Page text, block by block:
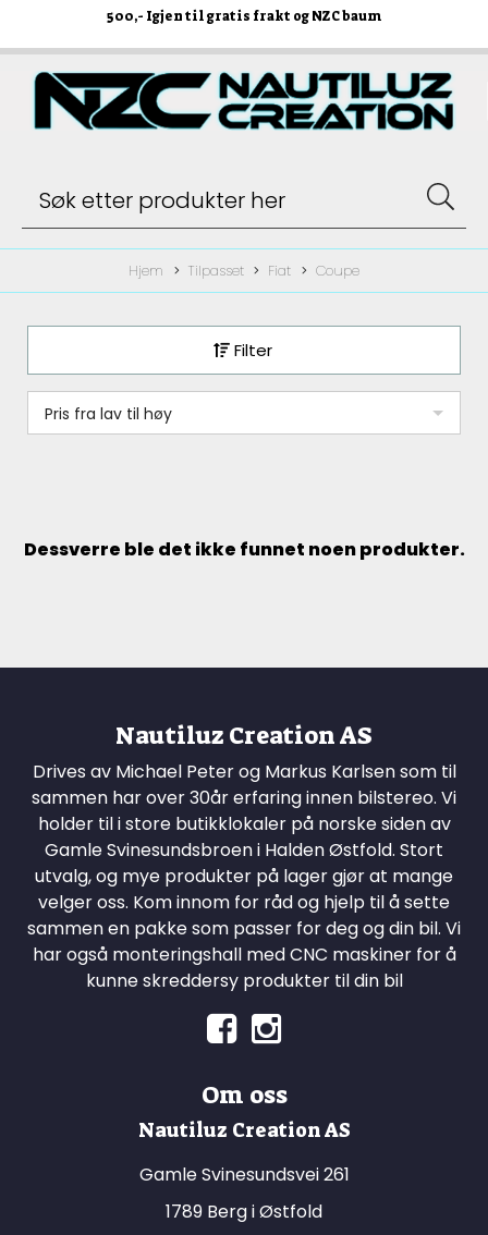
500,- Igjen til gratis frakt og NZC baum
Hjem Tilpasset Fiat Coupe
Filter
Pris fra lav til høy
Dessverre ble det ikke funnet noen produkter.
Nautiluz Creation AS
Drives av Michael Peter og Markus Karlsen som til
sammen har over 30år erfaring innen bilstereo. Vi
holder til i store butikklokaler på norske siden av
Gamle Svinesundsbroen i Halden Østfold. Stort
utvalg, og mye produkter på lager gjør at mange
velger oss. Kom innom for råd og hjelp til å sette
sammen en pakke som passer for deg og din bil. Vi
har også monteringshall med CNC maskiner for å
kunne skreddersy produkter til din bil
Om oss
Nautiluz Creation AS
Gamle Svinesundsvei 261
1789 Berg i Østfold